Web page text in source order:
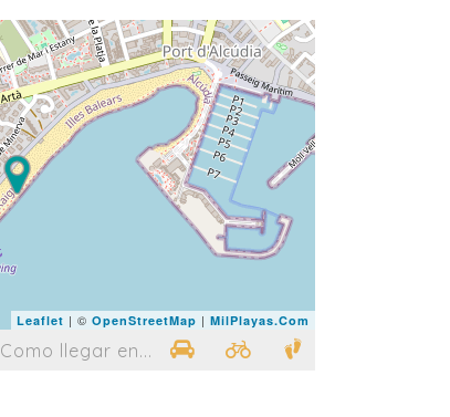
Leaflet | © OpenStreetMap | MilPlayas.Com
Como llegar en...